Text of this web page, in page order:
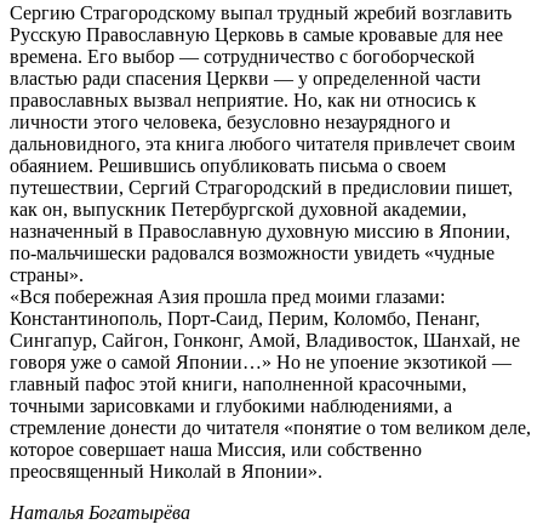
Сергию Страгородскому выпал трудный жребий возглавить
Русскую Православную Церковь в самые кровавые для нее
времена. Его выбор — сотрудничество с богоборческой
властью ради спасения Церкви — у определенной части
православных вызвал неприятие. Но, как ни относись к
личности этого человека, безусловно незаурядного и
дальновидного, эта книга любого читателя привлечет своим
обаянием. Решившись опубликовать письма о своем
путешествии, Сергий Страгородский в предисловии пишет,
как он, выпускник Петербургской духовной академии,
назначенный в Православную духовную миссию в Японии,
по-мальчишески радовался возможности увидеть «чудные
страны».
«Вся побережная Азия прошла пред моими глазами:
Константинополь, Порт-Саид, Перим, Коломбо, Пенанг,
Сингапур, Сайгон, Гонконг, Амой, Владивосток, Шанхай, не
говоря уже о самой Японии…» Но не упоение экзотикой —
главный пафос этой книги, наполненной красочными,
точными зарисовками и глубокими наблюдениями, а
стремление донести до читателя «понятие о том великом деле,
которое совершает наша Миссия, или собственно
преосвященный Николай в Японии».
Наталья Богатырёва